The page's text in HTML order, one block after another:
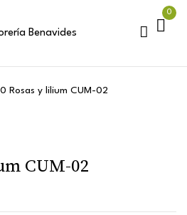
0
Rosas y lilium CUM-02
CUM-02